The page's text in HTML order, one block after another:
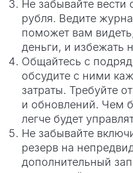
Не забывайте вести
рубля. Ведите
поможет вам
деньги, и избежать
Общайтесь с
обсудите с ними
затраты. Требуйте
и обновлений. Чем
легче будет
Не забывайте
резерв на
дополнительный